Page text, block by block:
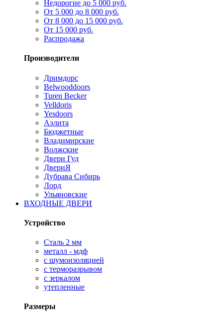
Недорогие до 5 000 руб.
От 5 000 до 8 000 руб.
От 8 000 до 15 000 руб.
От 15 000 руб.
Распродажа
Производители
Дримдорс
Belwooddoors
Turen Becker
Velldoris
Yesdoors
Аэлита
Бюджетные
Владимирские
Волжские
Двери Гуд
ДвериЯ
Дубрава Сибирь
Лорд
Ульяновские
ВХОДНЫЕ ДВЕРИ
Устройство
Сталь 2 мм
металл - мдф
с шумоизоляцией
с терморазрывом
с зеркалом
утепленные
Размеры